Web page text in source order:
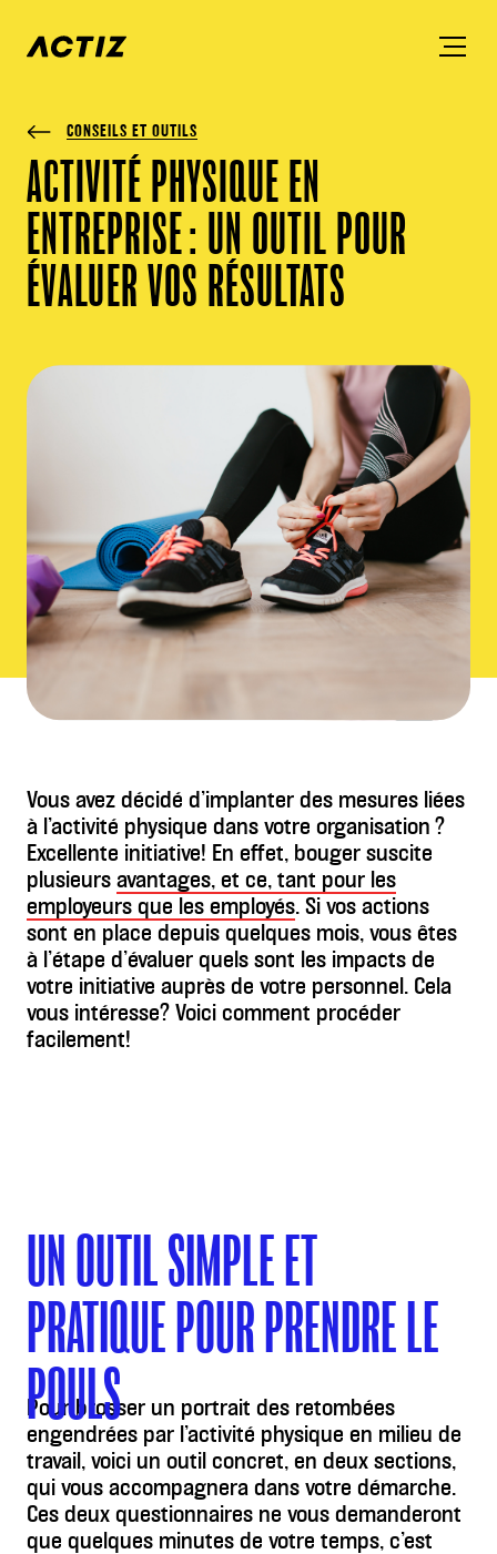
CONSEILS ET OUTILS
ACTIVITÉ PHYSIQUE EN
ENTREPRISE : UN OUTIL POUR
ÉVALUER VOS RÉSULTATS
Vous avez décidé d’implanter des mesures liées
à l’activité physique dans votre organisation ?
Excellente initiative! En effet, bouger suscite
plusieurs avantages, et ce, tant pour les
employeurs que les employés. Si vos actions
sont en place depuis quelques mois, vous êtes
à l’étape d’évaluer quels sont les impacts de
votre initiative auprès de votre personnel. Cela
vous intéresse? Voici comment procéder
facilement!
UN OUTIL SIMPLE ET
PRATIQUE POUR PRENDRE LE
POULS
Pour brosser un portrait des retombées
engendrées par l’activité physique en milieu de
travail, voici un outil concret, en deux sections,
qui vous accompagnera dans votre démarche.
Ces deux questionnaires ne vous demanderont
que quelques minutes de votre temps, c’est